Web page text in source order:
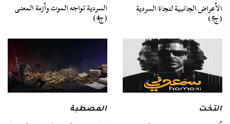
الأعراض الجانبية لنجاة السردية
(ج5)
السردية تواجه الموت وأزمة المعنى
(ج4)
التخت المصطبة